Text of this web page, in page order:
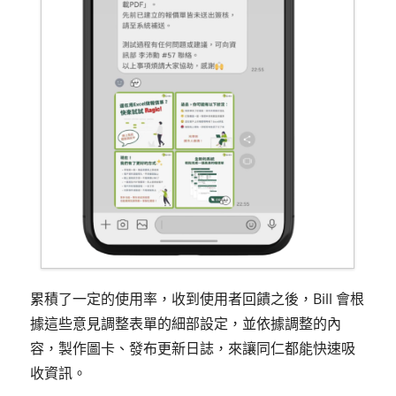
累積了一定的使用率，收到使用者回饋之後，Bill 會根
據這些意見調整表單的細部設定，並依據調整的內
容，製作圖卡、發布更新日誌，來讓同仁都能快速吸
收資訊。